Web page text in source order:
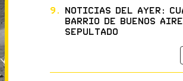
9.
Noticias del ayer:
barrio de Buenos
sepultado